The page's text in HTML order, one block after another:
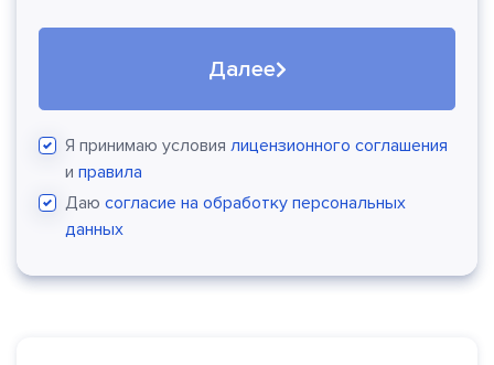
Далее
Я принимаю условия лицензионного соглашения
и правила
Даю согласие на обработку персональных
данных